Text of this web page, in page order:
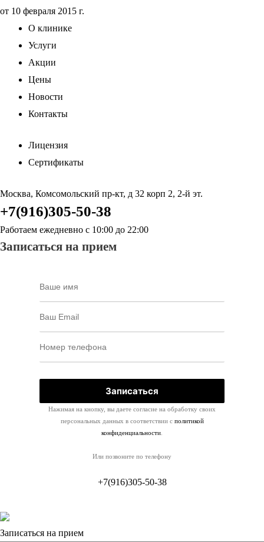
от 10 февраля 2015 г.
О клинике
Услуги
Акции
Цены
Новости
Контакты
Лицензия
Сертификаты
Москва, Комсомольский пр-кт, д 32 корп 2, 2-й эт.
+7(916)305-50-38
Работаем ежедневно с 10:00 до 22:00
Записаться на прием
Нажимая на кнопку, вы даете согласие на обработку своих
персональных данных в соответствии с политикой
конфиденциальности
Или позвоните по телефону
+7(916)305-50-38
Записаться на прием